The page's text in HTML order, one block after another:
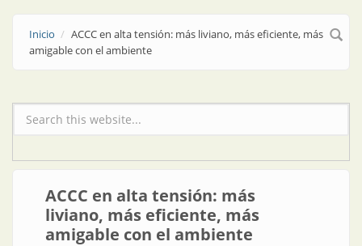
Inicio
ACCC en alta tensión: más liviano, más eficiente, más
amigable con el ambiente
Formulario de búsqueda
ACCC en alta tensión: más
liviano, más eficiente, más
amigable con el ambiente